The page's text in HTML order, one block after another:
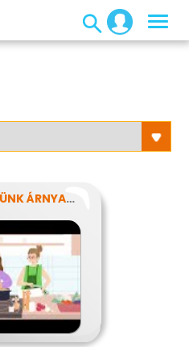
VISELKEDÉSÜNK ÁRNYALATAI